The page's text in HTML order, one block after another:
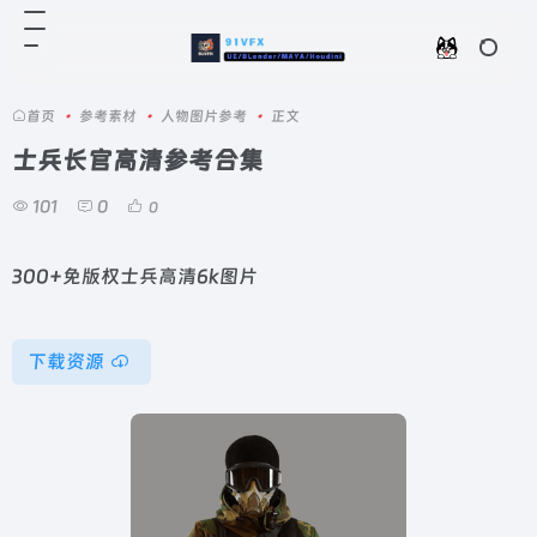
首页 • 参考素材 • 人物图片参考 • 正文
士兵长官高清参考合集
101 0 0
300+免版权士兵高清6k图片
下载资源